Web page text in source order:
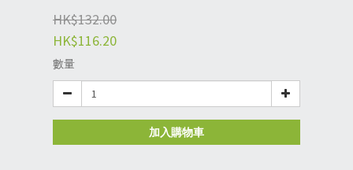
HK$132.00
HK$116.20
數量
加入購物車